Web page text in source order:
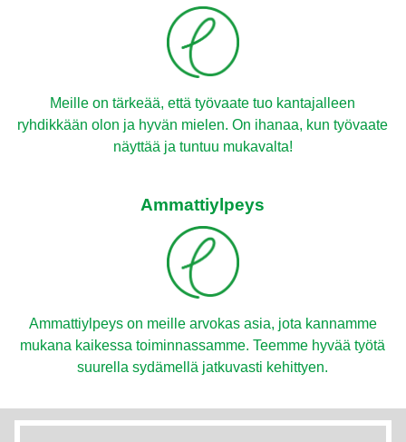
Meille on tärkeää, että työvaate tuo kantajalleen
ryhdikkään olon ja hyvän mielen. On ihanaa, kun työvaate
näyttää ja tuntuu mukavalta!
Ammattiylpeys
Ammattiylpeys on meille arvokas asia, jota kannamme
mukana kaikessa toiminnassamme. Teemme hyvää työtä
suurella sydämellä jatkuvasti kehittyen.